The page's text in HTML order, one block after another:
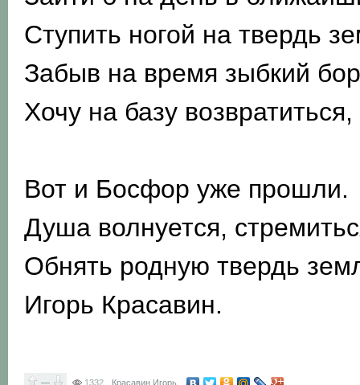
Ступить ногой на твердь
Забыв на время зыбкий
Хочу на базу возвратиться,
Вот и Босфор уже прошли.
Душа волнуется,
Обнять родную твердь
Игорь Красавин.
— 1332 Красавин Игорь